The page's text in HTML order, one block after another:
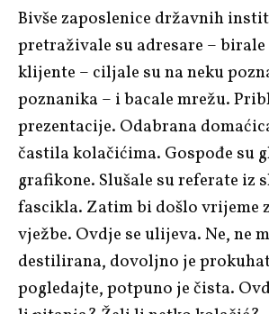
Bivše zaposlenice državnih
pretraživale su adresare –
klijente – ciljale su na neku
poznanika – i bacale mrežu.
prezentacije. Odabrana
častila kolačićima. Gospođe su
grafikone. Slušale su referate iz
fascikla. Zatim bi došlo vrijeme
vježbe. Ovdje se ulijeva. Ne, ne
destilirana, dovoljno je
pogledajte, potpuno je čista.